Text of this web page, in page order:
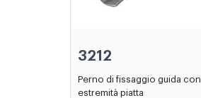
3212
Perno di fissaggio guida con
estremità piatta